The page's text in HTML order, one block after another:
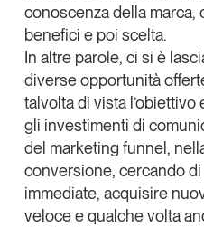
conoscenza della marca,
benefici e poi scelta.
In altre parole, ci si è
diverse opportunità
talvolta di vista
gli investimenti di
del marketing funnel,
conversione, cercando
immediate, acquisire
veloce e qualche volta